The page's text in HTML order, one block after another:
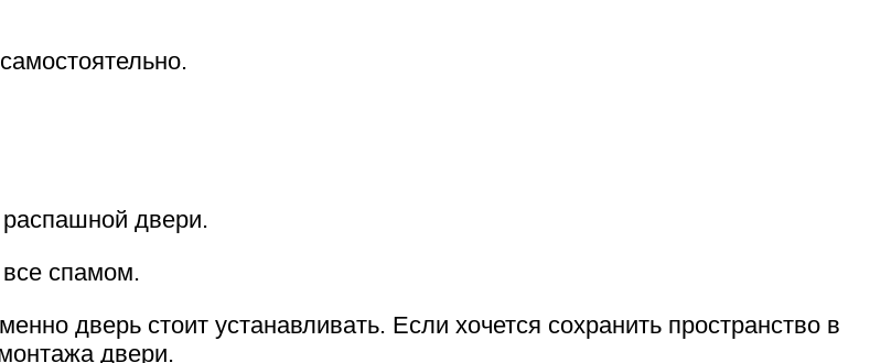
двери.
спамом.
дверь стоит устанавливать. Если хочется сохранить пространство в
двери.